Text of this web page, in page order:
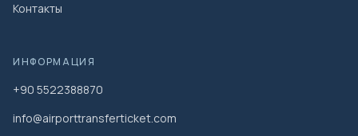
Контакты
ИНФОРМАЦИЯ
+90 5522388870
info@airporttransferticket.com